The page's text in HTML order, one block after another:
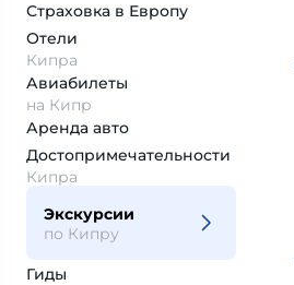
Страховка в Европу
Отели
Кипра
Авиабилеты
на Кипр
Аренда авто
Достопримеча­тельности
Кипра
Экскурсии
по Кипру
Гиды